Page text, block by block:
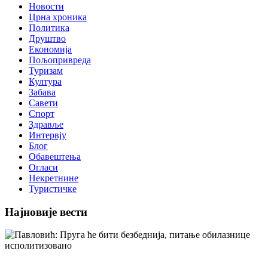
Новости
Црна хроника
Политика
Друштво
Економија
Пољопривреда
Туризам
Култура
Забава
Савети
Спорт
Здравље
Интервју
Блог
Обавештења
Огласи
Некретнине
Туристичке
Најновије вести